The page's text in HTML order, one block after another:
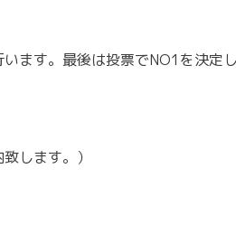
ます。最後は投票でNO1を決定
します。）